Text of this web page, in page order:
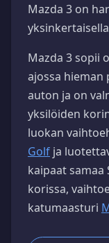
Mazda 3 on
Mazda 3 sopii
ajossa
auton ja on
yksilöiden
luokan
Golf ja
kaipaat samaa
korissa,
katumaasturi